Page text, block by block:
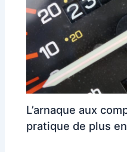
L’arnaque aux
pratique de plus